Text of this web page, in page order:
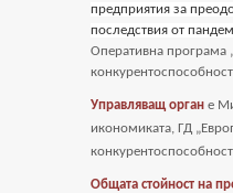
предприятия за
последствия от
Оперативна програма
Управляващ орган е
икономиката, ГД
Общата стойност на